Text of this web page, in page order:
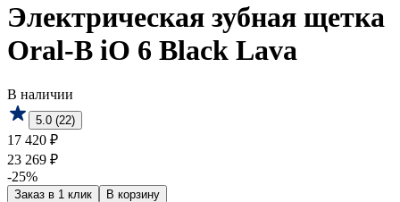
Электрическая зубная щетка
Oral-B iO 6 Black Lava
В наличии
5.0 (22)
17 420 ₽
23 269 ₽
-25%
Заказ в 1 клик В корзину